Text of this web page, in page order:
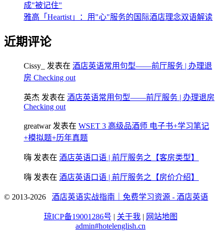
成"被记住"
雅高「Heartist」：用"心"服务的国际酒店理念双语解读
近期评论
Cissy_ 发表在 酒店英语常用句型——前厅服务 | 办理退
房 Checking out
英杰 发表在 酒店英语常用句型——前厅服务 | 办理退房
Checking out
greatwar发表在 WSET 3 高级品酒师 电子书+学习笔记
+模拟题+历年真题
嗨 发表在 酒店英语口语 | 前厅服务之【客房类型】
嗨 发表在 酒店英语口语 | 前厅服务之【房价介绍】
© 2013-2026 酒店英语实战指南｜免费学习资源 - 酒店英语
琼ICP备19001286号 | 关于我 | 网站地图
admin#hotelenglish.cn